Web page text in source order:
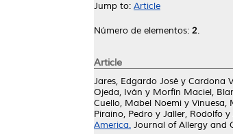
Jump to: Article
Número de elementos: 2.
Article
Jares, Edgardo José y Cardona
Ojeda, Iván y Morfín Maciel,
Cuello, Mabel Noemi y Vinuesa,
Piraino, Pedro y Jaller, Rodolfo y
America. Journal of Allergy and